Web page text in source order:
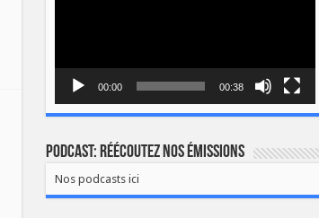
00:00 00:38
Podcast: Réécoutez nos émissions
Nos podcasts ici